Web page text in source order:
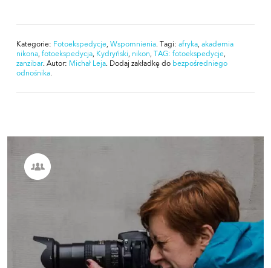
Kategorie: Fotoekspedycje Wspomnienia . Tagi: afryka akademia
nikona fotoekspedycja Kydryński nikon TAG: fotoekspedycje
zanzibar. Autor: Michał Leja . Dodaj zakładkę do bezpośredniego
odnośnika